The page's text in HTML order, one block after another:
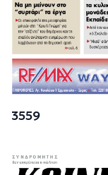
3559